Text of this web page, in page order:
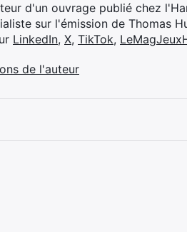
d'un ouvrage publié chez
sur l'émission de Thomas
LinkedIn, X, TikTok,
de l'auteur